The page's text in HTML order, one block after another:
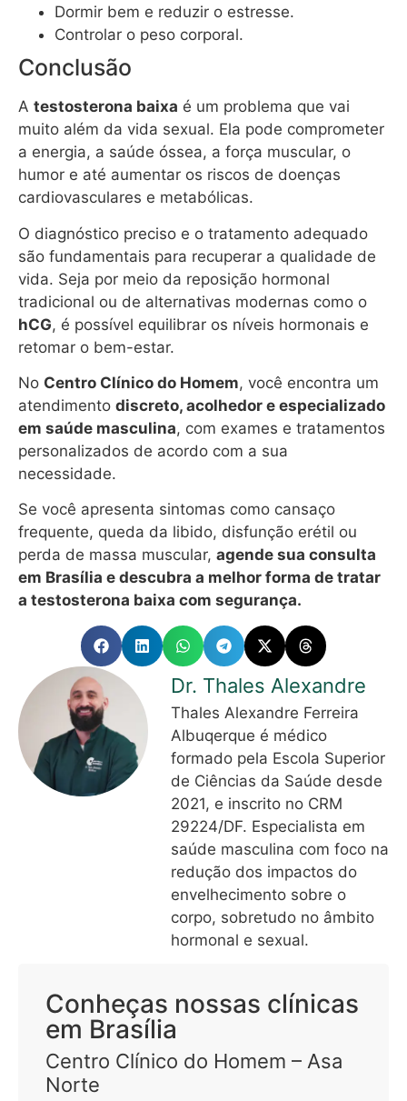
Dormir bem e reduzir o estresse.
Controlar o peso corporal.
Conclusão
A testosterona baixa é um problema que vai
muito além da vida sexual. Ela pode comprometer
a energia, a saúde óssea, a força muscular, o
humor e até aumentar os riscos de doenças
cardiovasculares e metabólicas.
O diagnóstico preciso e o tratamento adequado
são fundamentais para recuperar a qualidade de
vida. Seja por meio da reposição hormonal
tradicional ou de alternativas modernas como o
hCG, é possível equilibrar os níveis hormonais e
retomar o bem-estar.
No Centro Clínico do Homem, você encontra um
atendimento discreto, acolhedor e especializado
em saúde masculina, com exames e tratamentos
personalizados de acordo com a sua
necessidade.
Se você apresenta sintomas como cansaço
frequente, queda da libido, disfunção erétil ou
perda de massa muscular, agende sua consulta
em Brasília e descubra a melhor forma de tratar
a testosterona baixa com segurança.
Dr. Thales Alexandre
Thales Alexandre Ferreira
Albuqerque é médico
formado pela Escola Superior
de Ciências da Saúde desde
2021, e inscrito no CRM
29224/DF. Especialista em
saúde masculina com foco na
redução dos impactos do
envelhecimento sobre o
corpo, sobretudo no âmbito
hormonal e sexual.
Conheças nossas clínicas
em Brasília
Centro Clínico do Homem – Asa
Norte